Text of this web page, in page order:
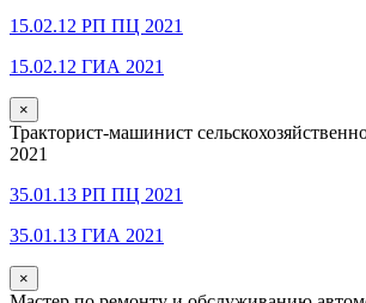
15.02.12 РП ПЦ 2021
15.02.12 ГИА 2021
×
Тракторист-машинист
2021
35.01.13 РП ПЦ 2021
35.01.13 ГИА 2021
×